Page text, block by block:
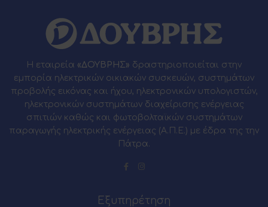
Η εταιρεία «ΔΟΥΒΡΗΣ» δραστηριοποιείται στην
εμπορία ηλεκτρικών οικιακών συσκευών, συστημάτων
προβολής εικόνας και ήχου, ηλεκτρονικών υπολογιστών,
ηλεκτρονικών συστημάτων διαχείρισης ενέργειας
σπιτιών καθώς και φωτοβολταϊκών συστημάτων
παραγωγής ηλεκτρικής ενέργειας (Α.Π.Ε.) με έδρα της την
Πάτρα.
Εξυπηρέτηση